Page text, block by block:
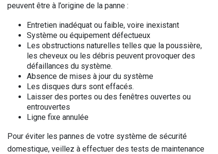
peuvent être à l’origine de la panne :
Entretien inadéquat ou faible, voire inexistant
Système ou équipement défectueux
Les obstructions naturelles telles que la poussière,
les cheveux ou les débris peuvent provoquer des
défaillances du système.
Absence de mises à jour du système
Les disques durs sont effacés.
Laisser des portes ou des fenêtres ouvertes ou
entrouvertes
Ligne fixe annulée
Pour éviter les pannes de votre système de sécurité
domestique, veillez à effectuer des tests de maintenance